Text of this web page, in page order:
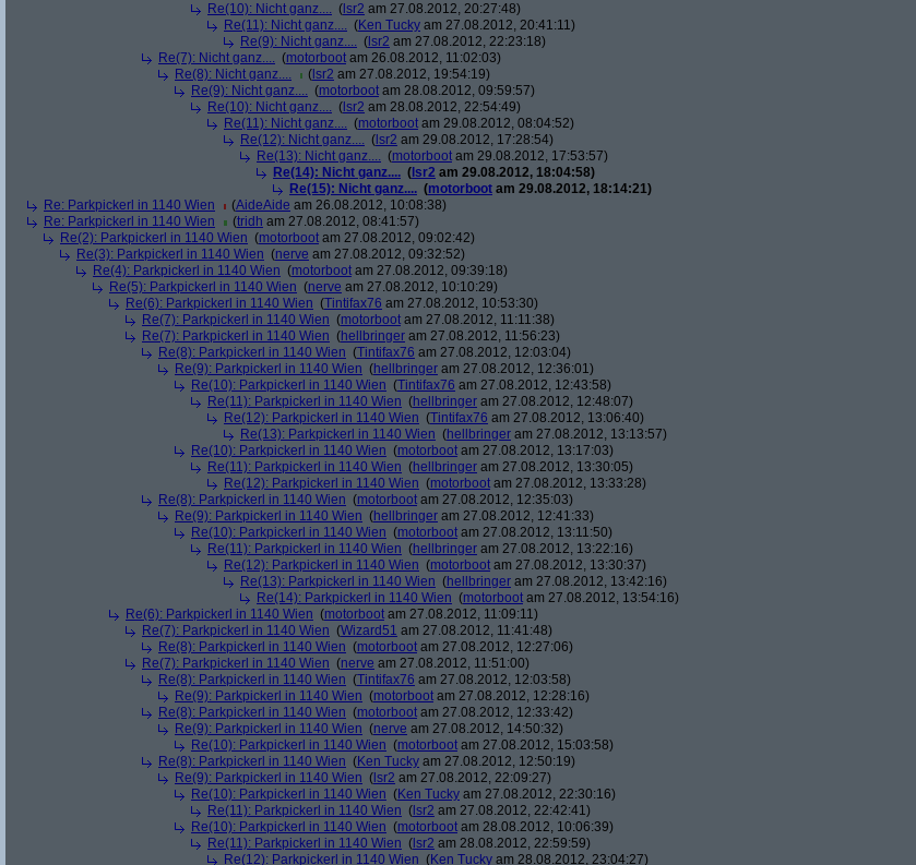
Re(10): Nicht ganz.... ( lsr2 am 27.08.2012, 20:27:48)
Re(11): Nicht ganz.... (Ken Tucky am 27.08.2012, 20:41:11)
Re(9): Nicht ganz.... ( lsr2 am 27.08.2012, 22:23:18)
Re(7): Nicht ganz.... (motorboot am 26.08.2012, 11:02:03)
Re(8): Nicht ganz....
( lsr2 am 27.08.2012, 19:54:19)
Re(9): Nicht ganz.... (motorboot am 28.08.2012, 09:59:57)
Re(10): Nicht ganz.... ( lsr2 am 28.08.2012, 22:54:49)
Re(11): Nicht ganz.... (motorboot am 29.08.2012, 08:04:52)
Re(12): Nicht ganz.... ( lsr2 am 29.08.2012, 17:28:54)
Re(13): Nicht ganz.... (motorboot am 29.08.2012, 17:53:57)
Re(14): Nicht ganz.... ( lsr2 am 29.08.2012, 18:04:58)
Re(15): Nicht ganz.... (motorboot am 29.08.2012, 18:14:21)
Re: Parkpickerl in 1140 Wien
(AideAide am 26.08.2012, 10:08:38)
Re: Parkpickerl in 1140 Wien
(tridh am 27.08.2012, 08:41:57)
Re(2): Parkpickerl in 1140 Wien (motorboot am 27.08.2012, 09:02:42)
Re(3): Parkpickerl in 1140 Wien (nerve am 27.08.2012, 09:32:52)
Re(4): Parkpickerl in 1140 Wien (motorboot am 27.08.2012, 09:39:18)
Re(5): Parkpickerl in 1140 Wien (nerve am 27.08.2012, 10:10:29)
Re(6): Parkpickerl in 1140 Wien (Tintifax76 am 27.08.2012, 10:53:30)
Re(7): Parkpickerl in 1140 Wien (motorboot am 27.08.2012, 11:11:38)
Re(7): Parkpickerl in 1140 Wien (hellbringer am 27.08.2012, 11:56:23)
Re(8): Parkpickerl in 1140 Wien (Tintifax76 am 27.08.2012, 12:03:04)
Re(9): Parkpickerl in 1140 Wien (hellbringer am 27.08.2012, 12:36:01)
Re(10): Parkpickerl in 1140 Wien (Tintifax76 am 27.08.2012, 12:43:58)
Re(11): Parkpickerl in 1140 Wien (hellbringer am 27.08.2012, 12:48:07)
Re(12): Parkpickerl in 1140 Wien (Tintifax76 am 27.08.2012, 13:06:40)
Re(13): Parkpickerl in 1140 Wien (hellbringer am 27.08.2012, 13:13:57)
Re(10): Parkpickerl in 1140 Wien (motorboot am 27.08.2012, 13:17:03)
Re(11): Parkpickerl in 1140 Wien (hellbringer am 27.08.2012, 13:30:05)
Re(12): Parkpickerl in 1140 Wien (motorboot am 27.08.2012, 13:33:28)
Re(8): Parkpickerl in 1140 Wien (motorboot am 27.08.2012, 12:35:03)
Re(9): Parkpickerl in 1140 Wien (hellbringer am 27.08.2012, 12:41:33)
Re(10): Parkpickerl in 1140 Wien (motorboot am 27.08.2012, 13:11:50)
Re(11): Parkpickerl in 1140 Wien (hellbringer am 27.08.2012, 13:22:16)
Re(12): Parkpickerl in 1140 Wien (motorboot am 27.08.2012, 13:30:37)
Re(13): Parkpickerl in 1140 Wien (hellbringer am 27.08.2012, 13:42:16)
Re(14): Parkpickerl in 1140 Wien (motorboot am 27.08.2012, 13:54:16)
Re(6): Parkpickerl in 1140 Wien (motorboot am 27.08.2012, 11:09:11)
Re(7): Parkpickerl in 1140 Wien (Wizard51 am 27.08.2012, 11:41:48)
Re(8): Parkpickerl in 1140 Wien (motorboot am 27.08.2012, 12:27:06)
Re(7): Parkpickerl in 1140 Wien (nerve am 27.08.2012, 11:51:00)
Re(8): Parkpickerl in 1140 Wien (Tintifax76 am 27.08.2012, 12:03:58)
Re(9): Parkpickerl in 1140 Wien (motorboot am 27.08.2012, 12:28:16)
Re(8): Parkpickerl in 1140 Wien (motorboot am 27.08.2012, 12:33:42)
Re(9): Parkpickerl in 1140 Wien (nerve am 27.08.2012, 14:50:32)
Re(10): Parkpickerl in 1140 Wien (motorboot am 27.08.2012, 15:03:58)
Re(8): Parkpickerl in 1140 Wien (Ken Tucky am 27.08.2012, 12:50:19)
Re(9): Parkpickerl in 1140 Wien ( lsr2 am 27.08.2012, 22:09:27)
Re(10): Parkpickerl in 1140 Wien (Ken Tucky am 27.08.2012, 22:30:16)
Re(11): Parkpickerl in 1140 Wien ( lsr2 am 27.08.2012, 22:42:41)
Re(10): Parkpickerl in 1140 Wien (motorboot am 28.08.2012, 10:06:39)
Re(11): Parkpickerl in 1140 Wien ( lsr2 am 28.08.2012, 22:59:59)
Re(12): Parkpickerl in 1140 Wien (Ken Tucky am 28.08.2012, 23:04:27)